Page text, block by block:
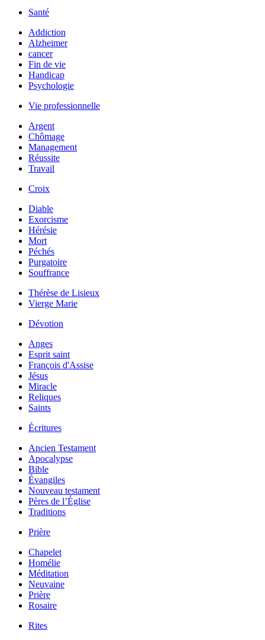
Santé
Addiction
Alzheimer
cancer
Fin de vie
Handicap
Psychologie
Vie professionnelle
Argent
Chômage
Management
Réussite
Travail
Croix
Diable
Exorcisme
Hérésie
Mort
Péchés
Purgatoire
Souffrance
Thérèse de Lisieux
Vierge Marie
Dévotion
Anges
Esprit saint
François d'Assise
Jésus
Miracle
Reliques
Saints
Écritures
Ancien Testament
Apocalypse
Bible
Évangiles
Nouveau testament
Pères de l’Église
Traditions
Prière
Chapelet
Homélie
Méditation
Neuvaine
Prière
Rosaire
Rites